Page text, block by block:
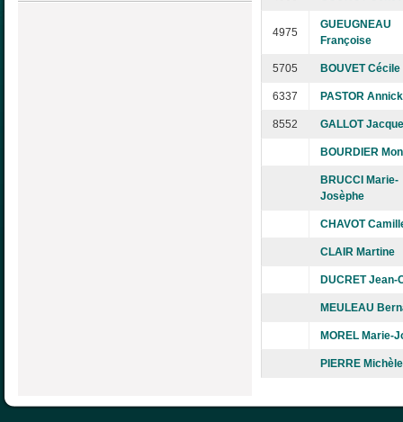
4975
GUEUGNEAU
Françoise
5705 BOUVET Cécile
6337 PASTOR Annick
8552 GALLOT
BOURDIER
BRUCCI Marie-
Josèphe
CHAVOT
CLAIR Martine
DUCRET Jean-
MEULEAU
MOREL Marie-
PIERRE Michèle